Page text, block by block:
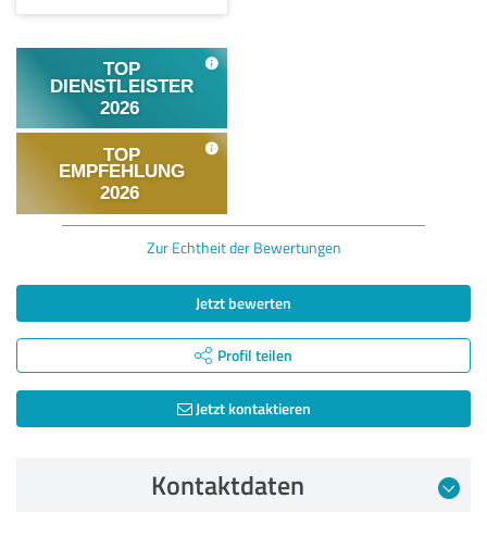
Zur Echtheit der Bewertungen
Jetzt bewerten
Profil teilen
Jetzt kontaktieren
Kontaktdaten